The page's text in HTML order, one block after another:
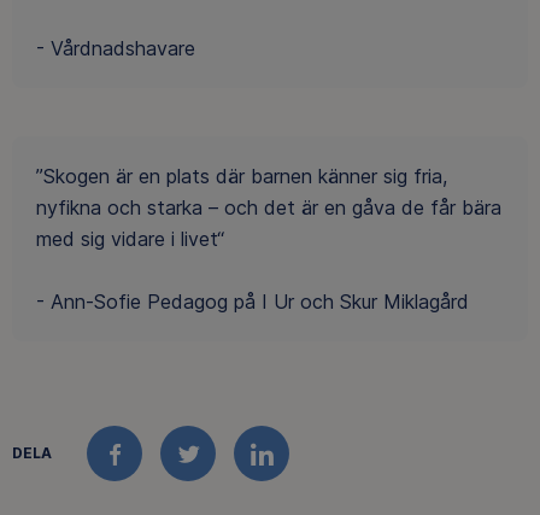
- Vårdnadshavare
”Skogen är en plats där barnen känner sig fria,
nyfikna och starka – och det är en gåva de får bära
med sig vidare i livet“
- Ann-Sofie Pedagog på I Ur och Skur Miklagård
DELA
FACEBOOKTWITTERLINKEDIN